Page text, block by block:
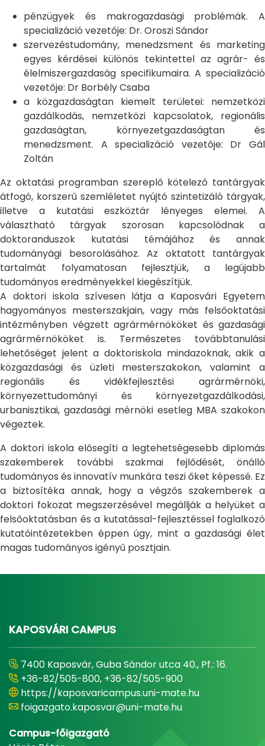
pénzügyek és makrogazdasági problémák. A
specializáció vezetője: Dr. Oroszi Sándor
szervezéstudomány, menedzsment és marketing
egyes kérdései különös tekintettel az agrár- és
élelmiszergazdaság specifikumaira. A specializáció
vezetője: Dr Borbély Csaba
a közgazdaságtan kiemelt területei: nemzetközi
gazdálkodás, nemzetközi kapcsolatok, regionális
gazdaságtan, környezetgazdaságtan és
menedzsment. A specializáció vezetője: Dr Gál
Zoltán
Az oktatási programban szereplő kötelező tantárgyak
átfogó, korszerű szemléletet nyújtó szintetizáló tárgyak,
illetve a kutatási eszköztár lényeges elemei. A
választható tárgyak szorosan kapcsolódnak a
doktoranduszok kutatási témájához és annak
tudományági besorolásához. Az oktatott tantárgyak
tartalmát folyamatosan fejlesztjük, a legújabb
tudományos eredményekkel kiegészítjük.
A doktori iskola szívesen látja a Kaposvári Egyetem
hagyományos mesterszakjain, vagy más felsőoktatási
intézményben végzett agrármérnököket és gazdasági
agrármérnököket is. Természetes továbbtanulási
lehetőséget jelent a doktoriskola mindazoknak, akik a
közgazdasági és üzleti mesterszakokon, valamint a
regionális és vidékfejlesztési agrármérnöki,
környezettudományi és környezetgazdálkodási,
urbanisztikai, gazdasági mérnöki esetleg MBA szakokon
végeztek.
A doktori iskola elősegíti a legtehetségesebb diplomás
szakemberek további szakmai fejlődését, önálló
tudományos és innovatív munkára teszi őket képessé. Ez
a biztosítéka annak, hogy a végzős szakemberek a
doktori fokozat megszerzésével megállják a helyüket a
felsőoktatásban és a kutatással-fejlesztéssel foglalkozó
kutatóintézetekben éppen úgy, mint a gazdasági élet
magas tudományos igényű posztjain.
KAPOSVÁRI CAMPUS
7400 Kaposvár, Guba Sándor utca 40., Pf.: 16.
+36-82/505-800, +36-82/505-900
https://kaposvaricampus.uni-mate.hu
foigazgato.kaposvar@uni-mate.hu
Campus-főigazgató